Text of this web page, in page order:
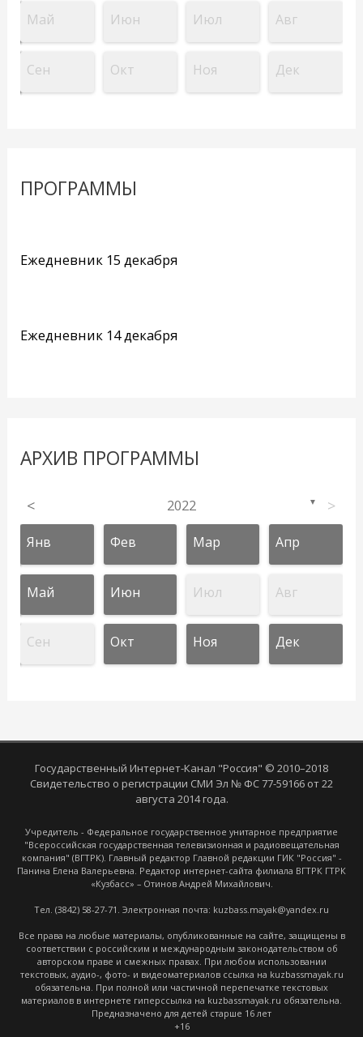
Май Июн Июл Авг
Сен Окт Ноя Дек
ПРОГРАММЫ
Ежедневник 15 декабря
Ежедневник 14 декабря
АРХИВ ПРОГРАММЫ
< 2022 ▼ >
Янв Фев Мар Апр
Май Июн Июл Авг
Сен Окт Ноя Дек
Государственный Интернет-Канал "Россия" © 2010–2018
Свидетельство о регистрации СМИ Эл № ФС 77-59166 от 22
августа 2014 года.
Учредитель - Федеральное государственное унитарное предприятие
"Всероссийская государственная телевизионная и радиовещательная
компания" (ВГТРК). Главный редактор Главной редакции ГИК "Россия" -
Панина Елена Валерьевна. Редактор интернет-сайта филиала ВГТРК ГТРК
«Кузбасс» – Отинов Андрей Михайлович.
Тел. (3842) 58-27-71. Электронная почта: kuzbass.mayak@yandex.ru
Все права на любые материалы, опубликованные на сайте, защищены в
соответствии с российским и международным законодательством об
авторском праве и смежных правах. При любом использовании
текстовых, аудио-, фото- и видеоматериалов ссылка на kuzbassmayak.ru
обязательна. При полной или частичной перепечатке текстовых
материалов в интернете гиперссылка на kuzbassmayak.ru обязательна.
Предназначено для детей старше 16 лет
+16